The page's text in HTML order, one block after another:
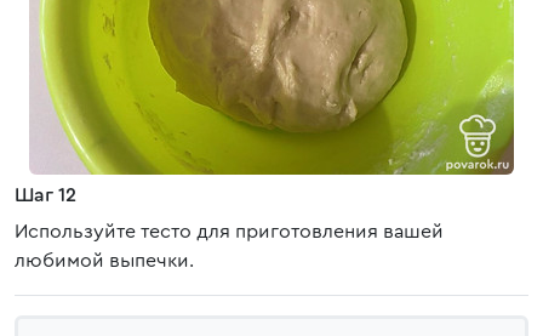
Шаг 12
Используйте тесто для приготовления вашей
любимой выпечки.